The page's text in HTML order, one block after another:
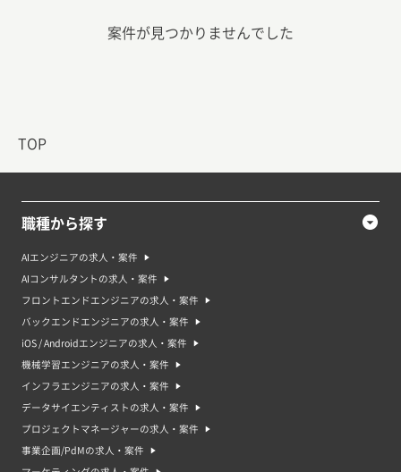
TOP
案件が見つかりませんでした
職種から探す
AIエンジニアの求人・案件
AIコンサルタントの求人・案件
フロントエンドエンジニアの求人・案件
バックエンドエンジニアの求人・案件
iOS / Androidエンジニアの求人・案件
機械学習エンジニアの求人・案件
インフラエンジニアの求人・案件
データサイエンティストの求人・案件
プロジェクトマネージャーの求人・案件
事業企画/PdMの求人・案件